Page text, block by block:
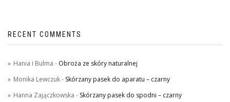
RECENT COMMENTS
Hania i Bulma - Obroża ze skóry naturalnej
Monika Lewczuk- Skórzany pasek do aparatu – czarny
Hanna Zajączkowska - Skórzany pasek do spodni – czarny